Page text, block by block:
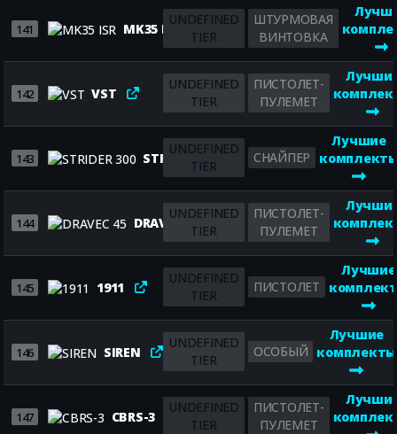
141 MK35 ISR
UNDEFINED
TIER
ШТУРМОВАЯ
ВИНТОВКА
142 VST
UNDEFINED
TIER
ПИСТОЛЕТ-
ПУЛЕМЕТ
143 STRIDER 300
UNDEFINED
TIER
СНАЙПЕР
Лучшие
144 DRAVEC 45
UNDEFINED
TIER
ПИСТОЛЕТ-
ПУЛЕМЕТ
145 1911
UNDEFINED
TIER
ПИСТОЛЕТ
Лучшие
146 SIREN
UNDEFINED
TIER
ОСОБЫЙ
Лучшие
комплекты
147 CBRS-3
UNDEFINED
TIER
ПИСТОЛЕТ-
ПУЛЕМЕТ